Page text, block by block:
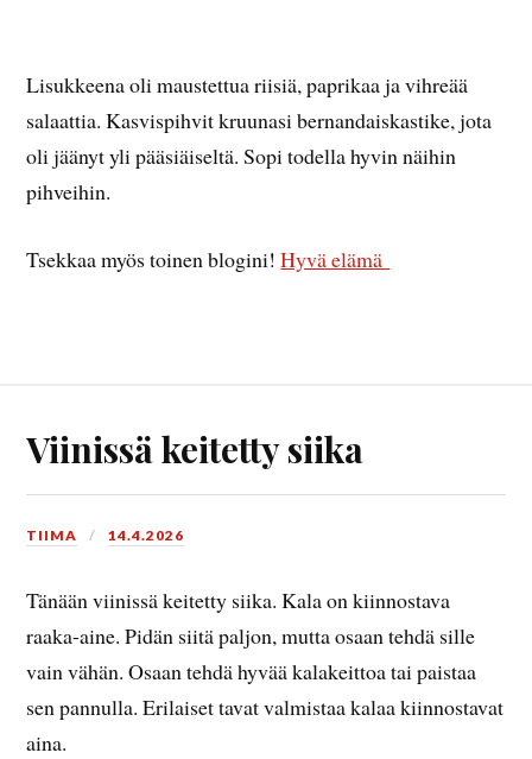
Lisukkeena oli maustettua riisiä, paprikaa ja vihreää
salaattia. Kasvispihvit kruunasi bernandaiskastike, jota
oli jäänyt yli pääsiäiseltä. Sopi todella hyvin näihin
pihveihin.
Tsekkaa myös toinen blogini!Hyvä elämä
Viinissä keitetty siika
TIIMA 14.4.2026
Tänään viinissä keitetty siika. Kala on kiinnostava
raaka-aine. Pidän siitä paljon, mutta osaan tehdä sille
vain vähän. Osaan tehdä hyvää kalakeittoa tai paistaa
sen pannulla. Erilaiset tavat valmistaa kalaa kiinnostavat
aina.